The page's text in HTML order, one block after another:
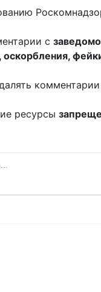
с
оскорбления,
ресурсы